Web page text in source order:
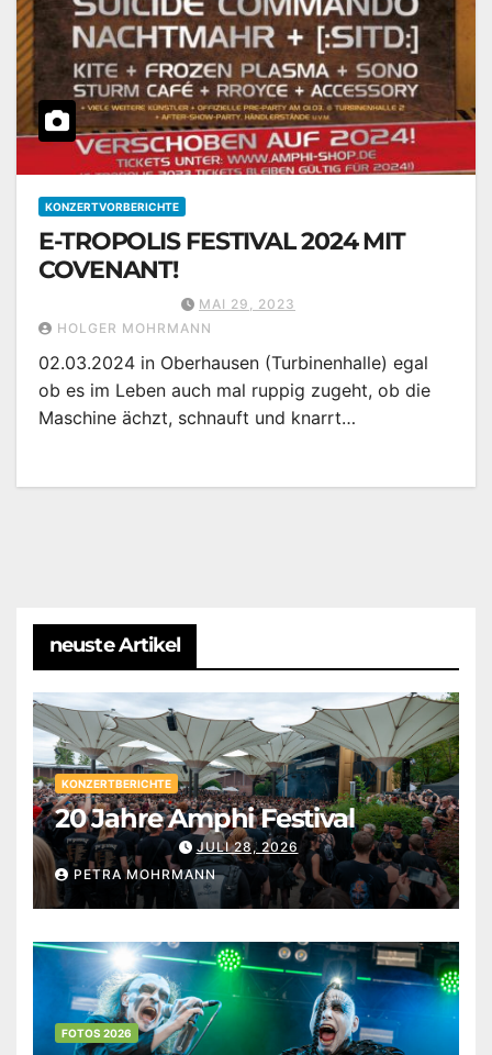
KONZERTVORBERICHTE
E-TROPOLIS FESTIVAL 2024 MIT
COVENANT!
MAI 29, 2023
HOLGER MOHRMANN
02.03.2024 in Oberhausen (Turbinenhalle) egal
ob es im Leben auch mal ruppig zugeht, ob die
Maschine ächzt, schnauft und knarrt…
neuste Artikel
KONZERTBERICHTE
20 Jahre Amphi Festival
JULI 28, 2026
PETRA MOHRMANN
FOTOS 2026